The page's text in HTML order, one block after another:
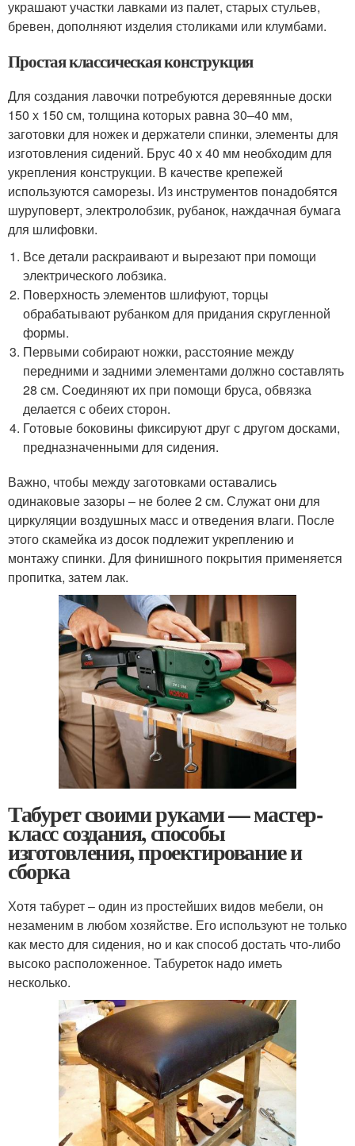
украшают участки лавками из палет, старых стульев,
бревен, дополняют изделия столиками или клумбами.
Простая классическая конструкция
Для создания лавочки потребуются деревянные доски
150 х 150 см, толщина которых равна 30–40 мм,
заготовки для ножек и держатели спинки, элементы для
изготовления сидений. Брус 40 х 40 мм необходим для
укрепления конструкции. В качестве крепежей
используются саморезы. Из инструментов понадобятся
шуруповерт, электролобзик, рубанок, наждачная бумага
для шлифовки.
Все детали раскраивают и вырезают при помощи
электрического лобзика.
Поверхность элементов шлифуют, торцы
обрабатывают рубанком для придания скругленной
формы.
Первыми собирают ножки, расстояние между
передними и задними элементами должно составлять
28 см. Соединяют их при помощи бруса, обвязка
делается с обеих сторон.
Готовые боковины фиксируют друг с другом досками,
предназначенными для сидения.
Важно, чтобы между заготовками оставались
одинаковые зазоры – не более 2 см. Служат они для
циркуляции воздушных масс и отведения влаги. После
этого скамейка из досок подлежит укреплению и
монтажу спинки. Для финишного покрытия применяется
пропитка, затем лак.
Табурет своими руками — мастер-
класс создания, способы
изготовления, проектирование и
сборка
Хотя табурет – один из простейших видов мебели, он
незаменим в любом хозяйстве. Его используют не только
как место для сидения, но и как способ достать что-либо
высоко расположенное. Табуреток надо иметь
несколько.